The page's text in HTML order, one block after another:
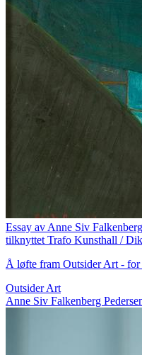
Essay av Anne Siv
tilknyttet Trafo Kunsthall /
Å løfte fram Outsider Art -
Outsider Art
Anne Siv Falkenberg